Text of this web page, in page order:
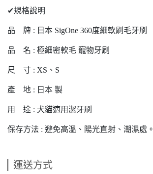
✔規格說明
品 牌 : 日本 SigOne 360度細軟刷毛牙刷
品 名 : 極細密軟毛 寵物牙刷
尺 寸 : XS、S
產 地 : 日本 製
用 途 : 犬貓適用潔牙刷
保存方法 : 避免高溫、陽光直射、潮濕處。
運送方式